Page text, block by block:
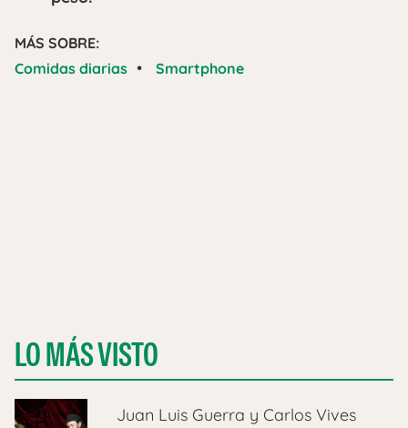
MÁS SOBRE:
Comidas diarias • Smartphone
LO MÁS VISTO
Juan Luis Guerra y Carlos Vives